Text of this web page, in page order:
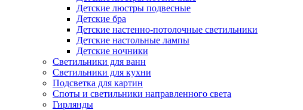
Детские люстры подвесные
Детские бра
Детские настенно-потолочные светильники
Детские настольные лампы
Детские ночники
Светильники для ванн
Светильники для кухни
Подсветка для картин
Споты и светильники направленного света
Гирлянды